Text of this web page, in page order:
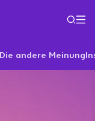
Die andere Meinung